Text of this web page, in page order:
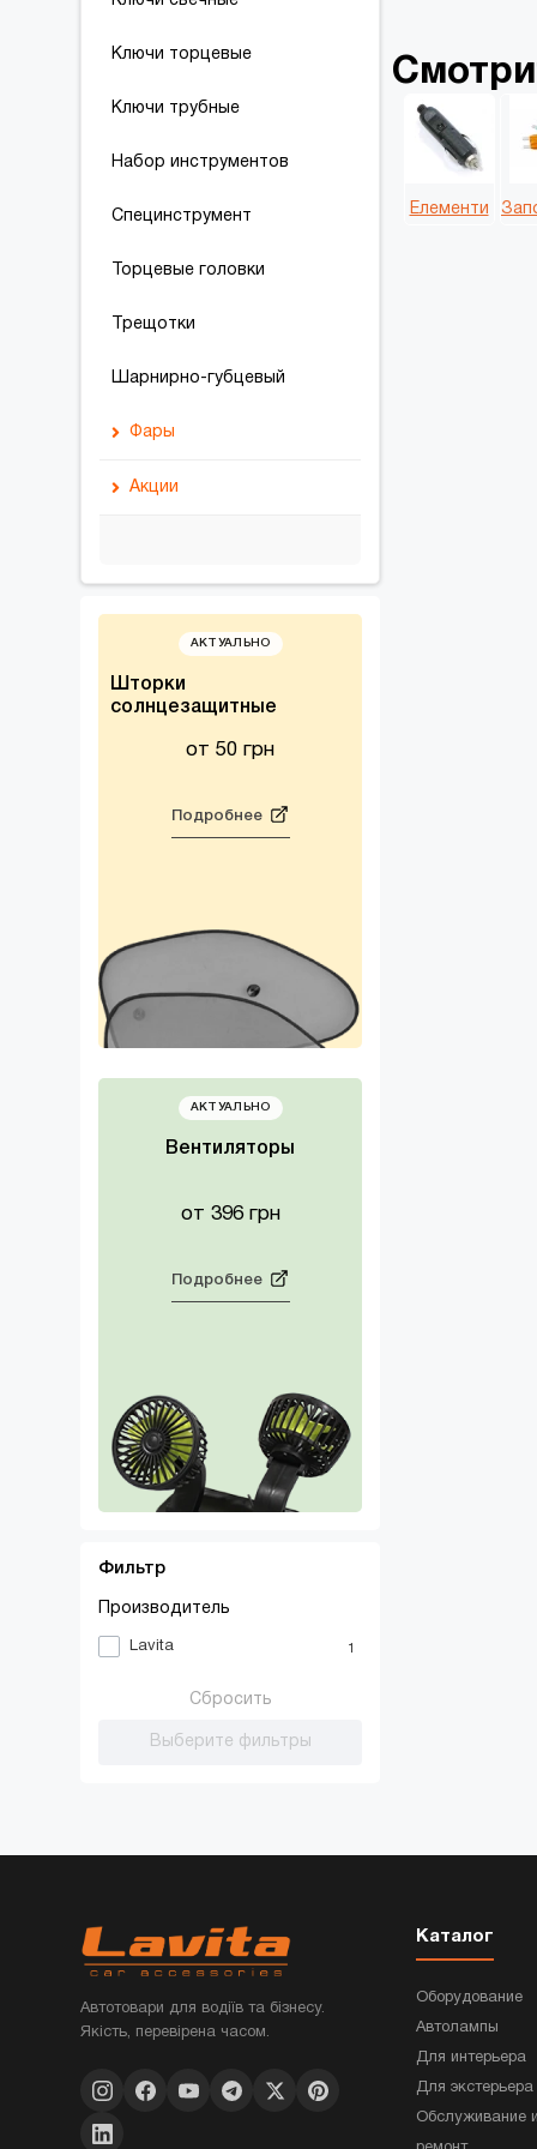
Шланги топливные
Шторки
Чехлы для шин и колес
Щетки, Скребки
Ключи торцевые
Ключи трубные
Набор инструментов
Специнструмент
Торцевые головки
Трещотки
Шарнирно-губцевый
Фары
Фара дневного света
Фара противотуманная
штатная
Акции
АКТУАЛЬНО
Шторки
солнцезащитные
от 50 грн
Подробнее
АКТУАЛЬНО
Вентиляторы
от 396 грн
Подробнее
Фильтр
Производитель
Lavita 1
Сбросить
Выберите фильтры
Елементи
Автотовари для водіїв та бізнесу.
Якість, перевірена часом.
Каталог
Оборудование
Автолампы
Для интерьера
Для экстерьера
Обслуживание и